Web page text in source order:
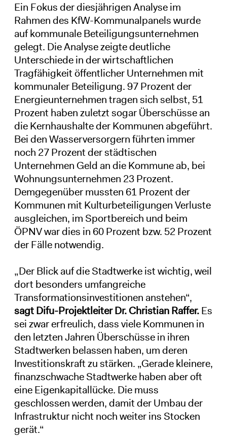
Ein Fokus der diesjährigen Analyse im
Rahmen des KfW-Kommunalpanels wurde
auf kommunale Beteiligungsunternehmen
gelegt. Die Analyse zeigte deutliche
Unterschiede in der wirtschaftlichen
Tragfähigkeit öffentlicher Unternehmen mit
kommunaler Beteiligung. 97 Prozent der
Energieunternehmen tragen sich selbst, 51
Prozent haben zuletzt sogar Überschüsse an
die Kernhaushalte der Kommunen abgeführt.
Bei den Wasserversorgern führten immer
noch 27 Prozent der städtischen
Unternehmen Geld an die Kommune ab, bei
Wohnungsunternehmen 23 Prozent.
Demgegenüber mussten 61 Prozent der
Kommunen mit Kulturbeteiligungen Verluste
ausgleichen, im Sportbereich und beim
ÖPNV war dies in 60 Prozent bzw. 52 Prozent
der Fälle notwendig.
„Der Blick auf die Stadtwerke ist wichtig, weil
dort besonders umfangreiche
Transformationsinvestitionen anstehen“,
sagt Difu-Projektleiter Dr. Christian Raffer.Es
sei zwar erfreulich, dass viele Kommunen in
den letzten Jahren Überschüsse in ihren
Stadtwerken belassen haben, um deren
Investitionskraft zu stärken. „Gerade kleinere,
finanzschwache Stadtwerke haben aber oft
eine Eigenkapitallücke. Die muss
geschlossen werden, damit der Umbau der
Infrastruktur nicht noch weiter ins Stocken
gerät.“